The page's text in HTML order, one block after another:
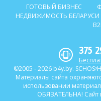
ГОТОВЫЙ БИЗНЕС
НЕДВИЖИМОСТЬ БЕЛАРУСИ
375
©2005 - 2026 b4y.by.
Материалы сайта
использовании
ОБЯЗАТЕЛЬНА! Сайт